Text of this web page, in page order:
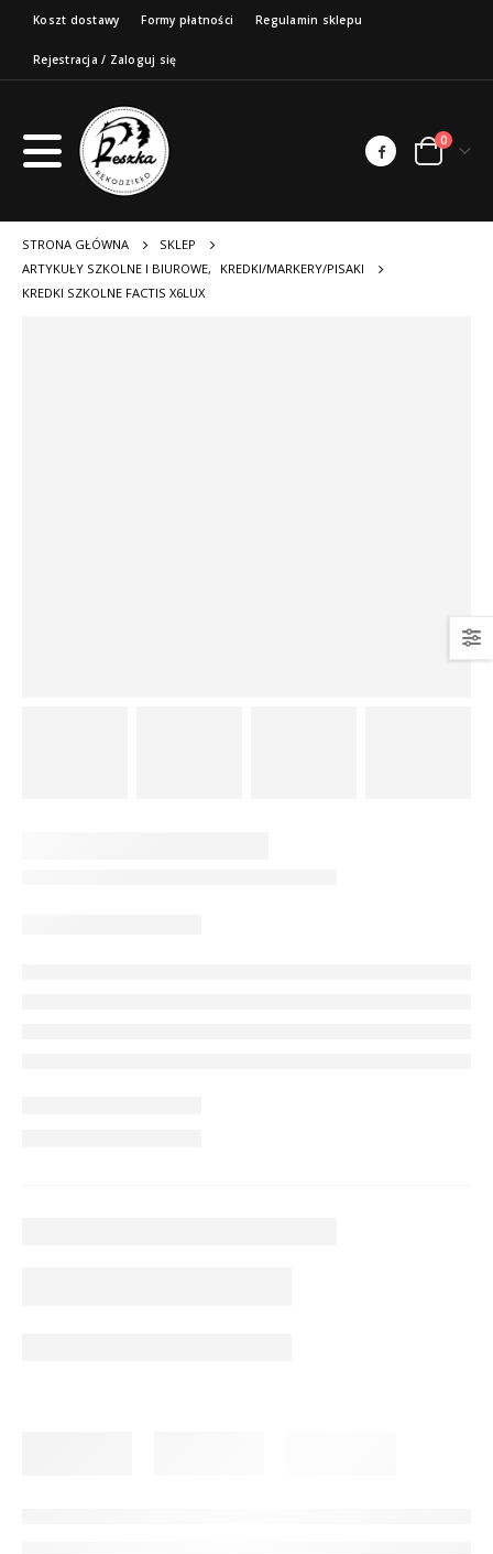
Koszt dostawy Formy płatności Regulamin sklepu
Rejestracja / Zaloguj się
0
STRONA GŁÓWNA
SKLEP
ARTYKUŁY SZKOLNE I BIUROWE,
KREDKI/MARKERY/PISAKI
KREDKI SZKOLNE FACTIS X6LUX